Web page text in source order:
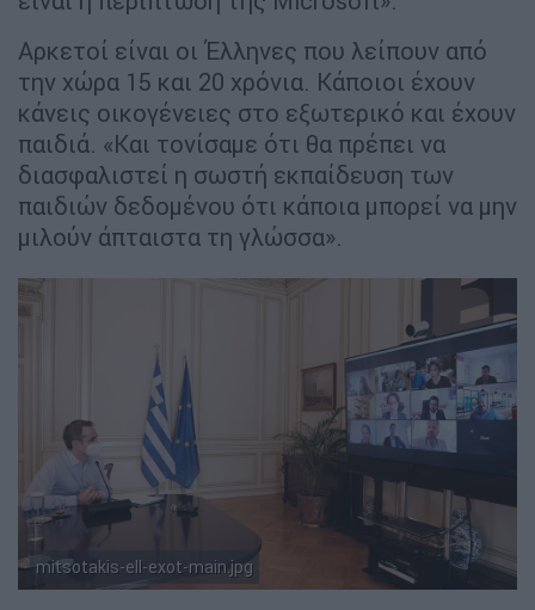
Αρκετοί είναι οι Έλληνες που λείπουν από
την χώρα 15 και 20 χρόνια. Κάποιοι έχουν
κάνεις οικογένειες στο εξωτερικό και έχουν
παιδιά. «Και τονίσαμε ότι θα πρέπει να
διασφαλιστεί η σωστή εκπαίδευση των
παιδιών δεδομένου ότι κάποια μπορεί να μην
μιλούν άπταιστα τη γλώσσα».
mitsotakis-ell-exot-main.jpg
ΑΠΕ